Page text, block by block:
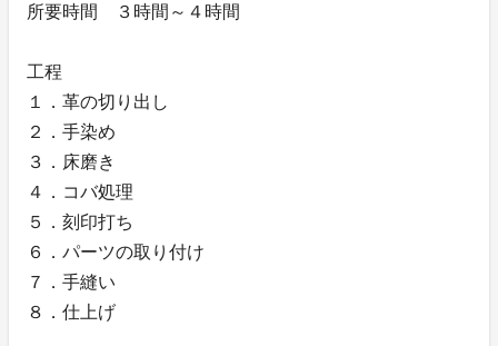
所要時間 ３時間～４時間
工程
１．革の切り出し
２．手染め
３．床磨き
４．コバ処理
５．刻印打ち
６．パーツの取り付け
７．手縫い
８．仕上げ